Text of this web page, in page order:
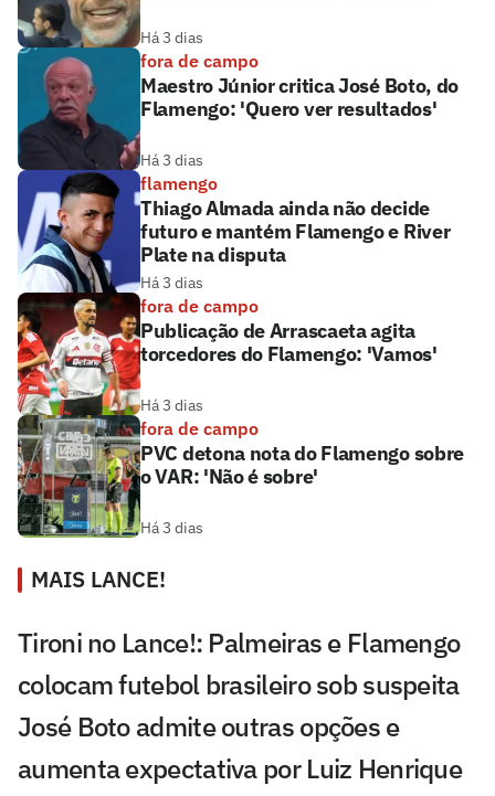
Há 3 dias
fora de campo
Maestro Júnior critica José Boto, do
Flamengo: 'Quero ver resultados'
Há 3 dias
flamengo
Thiago Almada ainda não decide
futuro e mantém Flamengo e River
Plate na disputa
Há 3 dias
fora de campo
Publicação de Arrascaeta agita
torcedores do Flamengo: 'Vamos'
Há 3 dias
fora de campo
PVC detona nota do Flamengo sobre
o VAR: 'Não é sobre'
Há 3 dias
MAIS LANCE!
Tironi no Lance!: Palmeiras e Flamengo
colocam futebol brasileiro sob suspeita
José Boto admite outras opções e
aumenta expectativa por Luiz Henrique